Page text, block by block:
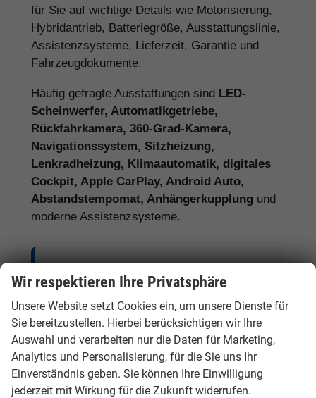
für Sie auf wichtige Details wie Motorisierung,
Hybridantrieb, Batteriegröße, Ausstattungslinie,
Assistenzsysteme, Lieferzeit, Garantie und
Fahrzeugdokumente.
Häufig gefragte Ausstattungen sind LED-
Scheinwerfer, Automatikgetriebe,
Rückfahrkamera, 360-Grad-Kamera,
Navigationssystem, Sitzheizung,
Lenkradheizung, Klimaautomatik, digitales
Cockpit, Apple CarPlay, Android Auto,
Abstandstempomat, Anhängerkupplung und
moderne Assistenzsysteme.
Neuwagen nicht nur den Kaufpreis,
sondern auch Ausstattung, Lieferzeit,
Garantieumfang und mögliche
Zusatzkosten. So erkennen Sie den
tatsächlichen Preisvorteil.
Wir respektieren Ihre Privatsphäre
Unsere Website setzt Cookies ein, um unsere Dienste für
Sie bereitzustellen. Hierbei berücksichtigen wir Ihre
Auswahl und verarbeiten nur die Daten für Marketing,
Analytics und Personalisierung, für die Sie uns Ihr
Einverständnis geben. Sie können Ihre Einwilligung
jederzeit mit Wirkung für die Zukunft widerrufen.